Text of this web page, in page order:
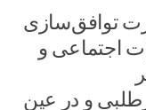
توافق‌سازی
اجتماعی و
و در عین